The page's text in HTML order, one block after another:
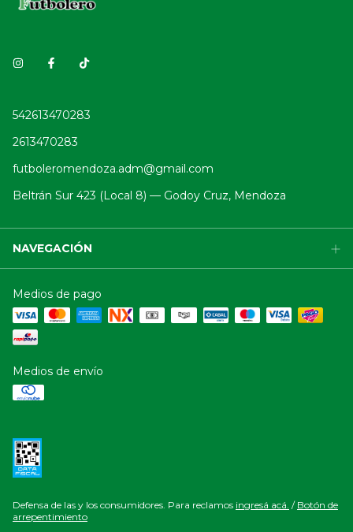
542613470283
2613470283
futboleromendoza.adm@gmail.com
Beltrán Sur 423 (Local 8) — Godoy Cruz, Mendoza
NAVEGACIÓN
Medios de pago
Medios de envío
Defensa de las y los consumidores. Para reclamos ingresá acá. / Botón de
arrepentimiento